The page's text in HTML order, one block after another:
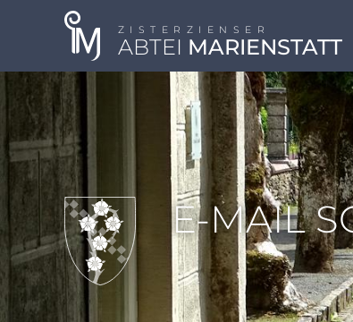
ZISTERZIENSER
ABTEI MARIENSTATT
E-MAIL